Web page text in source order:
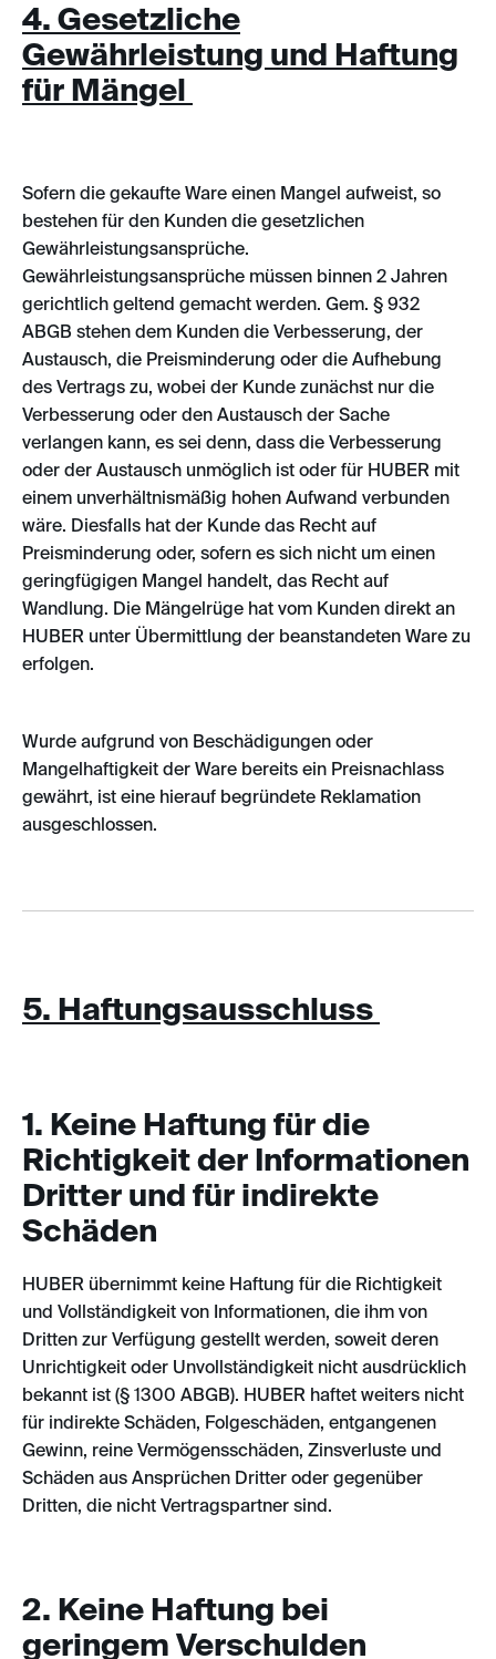
4. Gesetzliche
Gewährleistung und Haftung
für Mängel
Sofern die gekaufte Ware einen Mangel aufweist, so
bestehen für den Kunden die gesetzlichen
Gewährleistungsansprüche.
Gewährleistungsansprüche müssen binnen 2 Jahren
gerichtlich geltend gemacht werden. Gem. § 932
ABGB stehen dem Kunden die Verbesserung, der
Austausch, die Preisminderung oder die Aufhebung
des Vertrags zu, wobei der Kunde zunächst nur die
Verbesserung oder den Austausch der Sache
verlangen kann, es sei denn, dass die Verbesserung
oder der Austausch unmöglich ist oder für HUBER mit
einem unverhältnismäßig hohen Aufwand verbunden
wäre. Diesfalls hat der Kunde das Recht auf
Preisminderung oder, sofern es sich nicht um einen
geringfügigen Mangel handelt, das Recht auf
Wandlung. Die Mängelrüge hat vom Kunden direkt an
HUBER unter Übermittlung der beanstandeten Ware zu
erfolgen.
Wurde aufgrund von Beschädigungen oder
Mangelhaftigkeit der Ware bereits ein Preisnachlass
gewährt, ist eine hierauf begründete Reklamation
ausgeschlossen.
5. Haftungsausschluss
1. Keine Haftung für die
Richtigkeit der Informationen
Dritter und für indirekte
Schäden
HUBER übernimmt keine Haftung für die Richtigkeit
und Vollständigkeit von Informationen, die ihm von
Dritten zur Verfügung gestellt werden, soweit deren
Unrichtigkeit oder Unvollständigkeit nicht ausdrücklich
bekannt ist (§ 1300 ABGB). HUBER haftet weiters nicht
für indirekte Schäden, Folgeschäden, entgangenen
Gewinn, reine Vermögensschäden, Zinsverluste und
Schäden aus Ansprüchen Dritter oder gegenüber
Dritten, die nicht Vertragspartner sind.
2. Keine Haftung bei
geringem Verschulden